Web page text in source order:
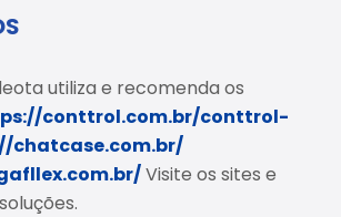
utiliza e recomenda os
conttrol.com.br/conttrol-
chatcase.com.br/
Visite os sites e